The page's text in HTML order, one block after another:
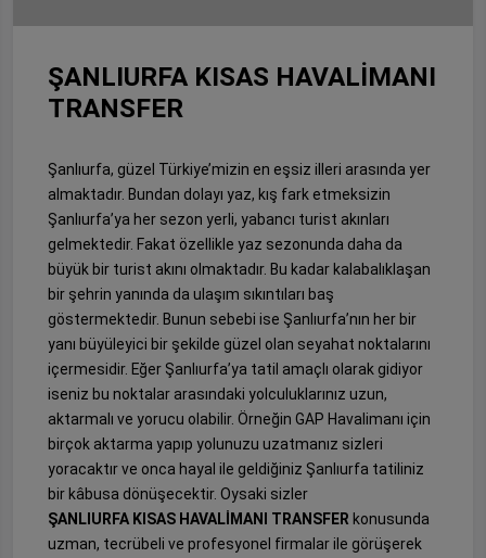
ŞANLIURFA KISAS HAVALİMANI
TRANSFER
Şanlıurfa, güzel Türkiye’mizin en eşsiz illeri arasında yer
almaktadır. Bundan dolayı yaz, kış fark etmeksizin
Şanlıurfa’ya her sezon yerli, yabancı turist akınları
gelmektedir. Fakat özellikle yaz sezonunda daha da
büyük bir turist akını olmaktadır. Bu kadar kalabalıklaşan
bir şehrin yanında da ulaşım sıkıntıları baş
göstermektedir. Bunun sebebi ise Şanlıurfa’nın her bir
yanı büyüleyici bir şekilde güzel olan seyahat noktalarını
içermesidir. Eğer Şanlıurfa’ya tatil amaçlı olarak gidiyor
iseniz bu noktalar arasındaki yolculuklarınız uzun,
aktarmalı ve yorucu olabilir. Örneğin GAP Havalimanı için
birçok aktarma yapıp yolunuzu uzatmanız sizleri
yoracaktır ve onca hayal ile geldiğiniz Şanlıurfa tatiliniz
bir kâbusa dönüşecektir. Oysaki sizler
ŞANLIURFA KISAS HAVALİMANI TRANSFER konusunda
uzman, tecrübeli ve profesyonel firmalar ile görüşerek